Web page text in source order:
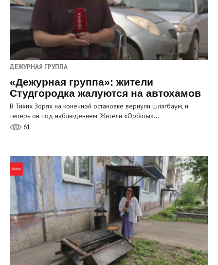
ДЕЖУРНАЯ ГРУППА
«Дежурная группа»: жители
Студгородка жалуются на автохамов
В Тихих Зорях на конечной остановке вернули шлагбаум, и
теперь он под наблюдением. Жители «Орбиты»…
61